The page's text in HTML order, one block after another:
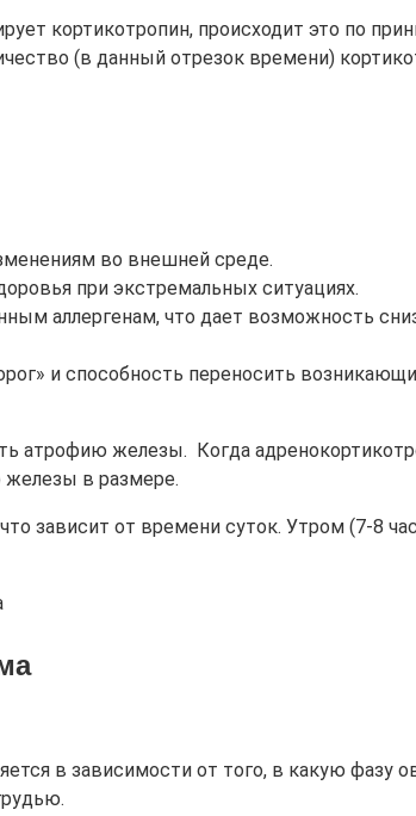
кортикотропин, происходит это по
(в данный отрезок времени)
во внешней среде.
при экстремальных ситуациях.
аллергенам, что дает возможность
и способность переносить
атрофию железы. Когда
железы в размере.
зависит от времени суток. Утром (7-8
в зависимости от того, в какую фазу